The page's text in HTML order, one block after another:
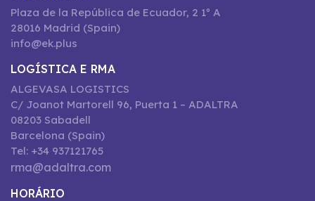
Plaza de la República de Ecuador, 2 1º A
28016 Madrid (Spain)
info@ek.plus
LOGÍSTICA E RMA
ALGEVASA LOGISTICS
C/ Joanot Martorell 96, Puerta 1 – ADALTRA
08203 Sabadell
Barcelona (Spain)
Tel: +34 937121765
rma@adaltra.com
HORÁRIO